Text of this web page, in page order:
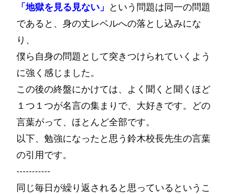
「地獄を見る見ない」 という問題は同一の問題
であると、身の丈レベルへの落とし込みにな
り、
僕ら自身の問題として突きつけられていくよう
に強く感じました。
この後の終盤にかけては、よく聞くと聞くほど
１つ１つが名言の集まりで、大好きです。どの
言葉がって、ほとんど全部です。
以下、勉強になったと思う鈴木校長先生の言葉
の引用です。
-----------
同じ毎日が繰り返されると思っているというこ